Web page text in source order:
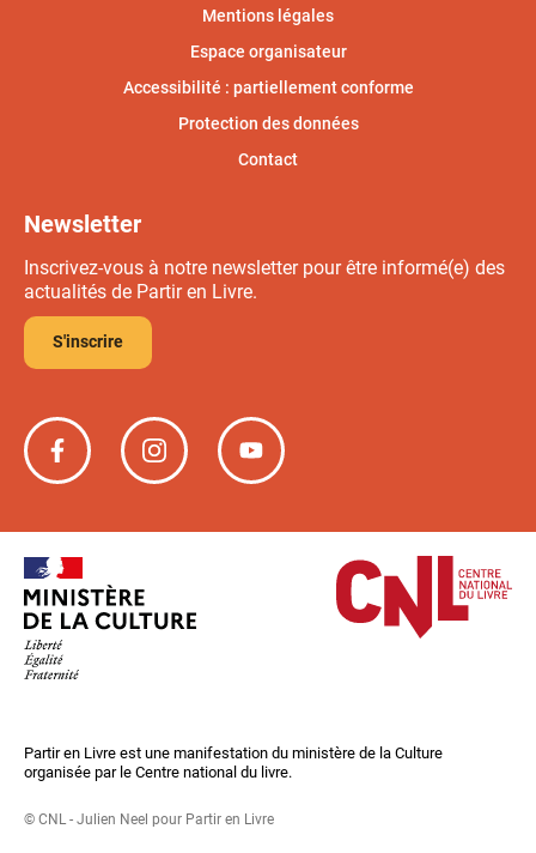
Mentions légales
Espace organisateur
Accessibilité : partiellement conforme
Protection des données
Contact
Newsletter
Inscrivez-vous à notre newsletter pour être informé(e) des
actualités de Partir en Livre.
S'inscrire
Partir
en
sur
Facebook
Partir
en
sur
Partir
en
sur
Partir en Livre est une manifestation du ministère de la Culture
organisée par le Centre national du livre.
© CNL - Julien Neel pour Partir en Livre